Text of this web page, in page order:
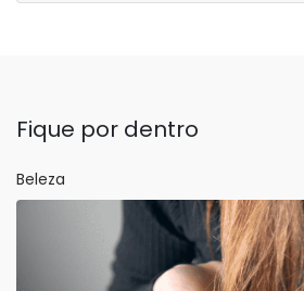
Fique por dentro
Beleza